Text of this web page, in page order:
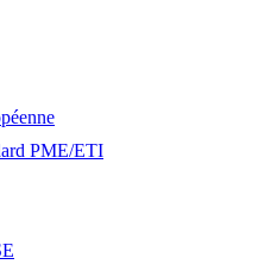
PME/ETI